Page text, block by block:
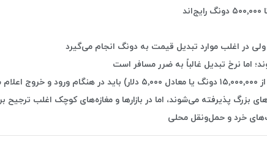
ولی در اغلب موارد تبدیل قیمت به دونگ انجام می‌گیرد
اما نرخ تبدیل غالباً به ضرر مسافر است
بزرگ پذیرفته می‌شوند، اما در بازارها و مغازه‌های کوچک اغلب ترجیح
خرد و حمل‌ونقل محلی